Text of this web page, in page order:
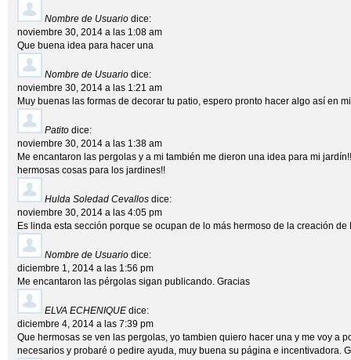
Nombre de Usuario dice:
noviembre 30, 2014 a las 1:08 am
Que buena idea para hacer una
Nombre de Usuario dice:
noviembre 30, 2014 a las 1:21 am
Muy buenas las formas de decorar tu patio, espero pronto hacer algo así en
Patito dice:
noviembre 30, 2014 a las 1:38 am
Me encantaron las pergolas y a mi también me dieron una idea para mi
hermosas cosas para los jardines!!
Hulda Soledad Cevallos dice:
noviembre 30, 2014 a las 4:05 pm
Es linda esta sección porque se ocupan de lo más hermoso de la creación de
Nombre de Usuario dice:
diciembre 1, 2014 a las 1:56 pm
Me encantaron las pérgolas sigan publicando. Gracias
ELVA ECHENIQUE dice:
diciembre 4, 2014 a las 7:39 pm
Que hermosas se ven las pergolas, yo tambien quiero hacer una y me voy a
necesarios y probaré o pedire ayuda, muy buena su página e incentivadora.